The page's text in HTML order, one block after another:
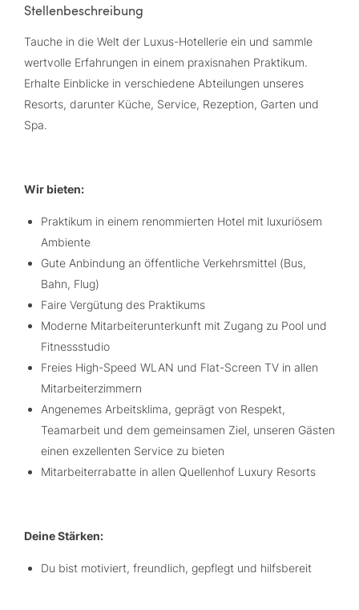
Stellenbeschreibung
Tauche in die Welt der Luxus-Hotellerie ein und sammle
wertvolle Erfahrungen in einem praxisnahen Praktikum.
Erhalte Einblicke in verschiedene Abteilungen unseres
Resorts, darunter Küche, Service, Rezeption, Garten und
Spa.
Wir bieten:
Praktikum in einem renommierten Hotel mit luxuriösem
Ambiente
Gute Anbindung an öffentliche Verkehrsmittel (Bus,
Bahn, Flug)
Faire Vergütung des Praktikums
Moderne Mitarbeiterunterkunft mit Zugang zu Pool und
Fitnessstudio
Freies High-Speed WLAN und Flat-Screen TV in allen
Mitarbeiterzimmern
Angenemes Arbeitsklima, geprägt von Respekt,
Teamarbeit und dem gemeinsamen Ziel, unseren Gästen
einen exzellenten Service zu bieten
Mitarbeiterrabatte in allen Quellenhof Luxury Resorts
Deine Stärken:
Du bist motiviert, freundlich, gepflegt und hilfsbereit